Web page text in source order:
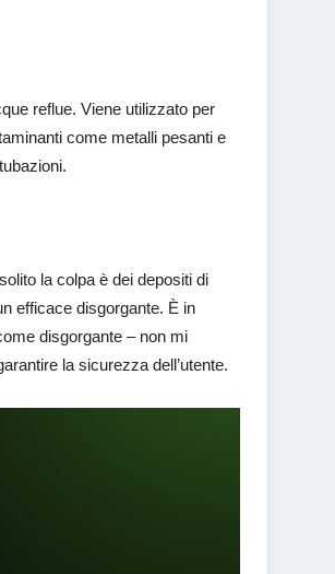
reflue. Viene utilizzato per
come metalli pesanti e
la colpa è dei depositi di
efficace disgorgante. È in
disgorgante – non mi
la sicurezza dell’utente.